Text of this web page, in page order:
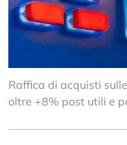
Raffica di acquisti
oltre +8% post utili e